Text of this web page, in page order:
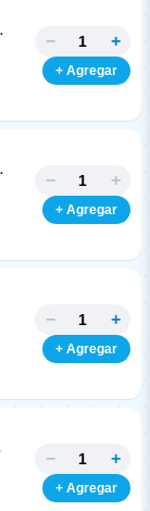
− +
+ Agregar
− +
+ Agregar
− +
+ Agregar
− +
+ Agregar